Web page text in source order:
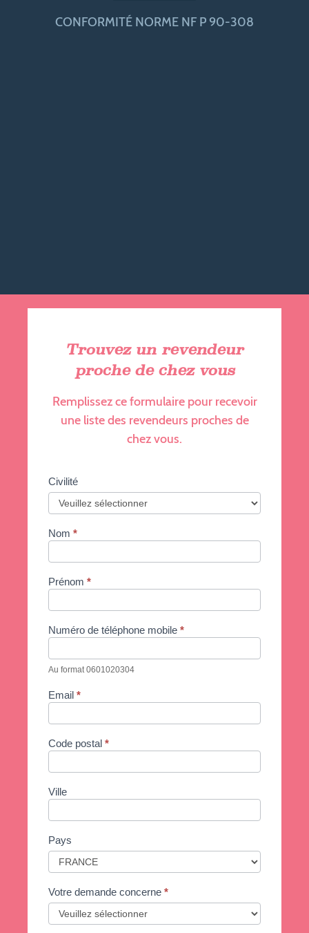
CONFORMITÉ NORME NF P 90-308
Trouvez un revendeur
proche de chez vous
Remplissez ce formulaire pour recevoir
une liste des revendeurs proches de
chez vous.
FR -
Trouver
un
Civilité
Nom *
Prénom *
Numéro de téléphone mobile *
Au format 0601020304
Email *
Code postal *
Ville
Pays
Votre demande concerne *
Si
vous
êtes
un
humain,
ne
ce
champ.